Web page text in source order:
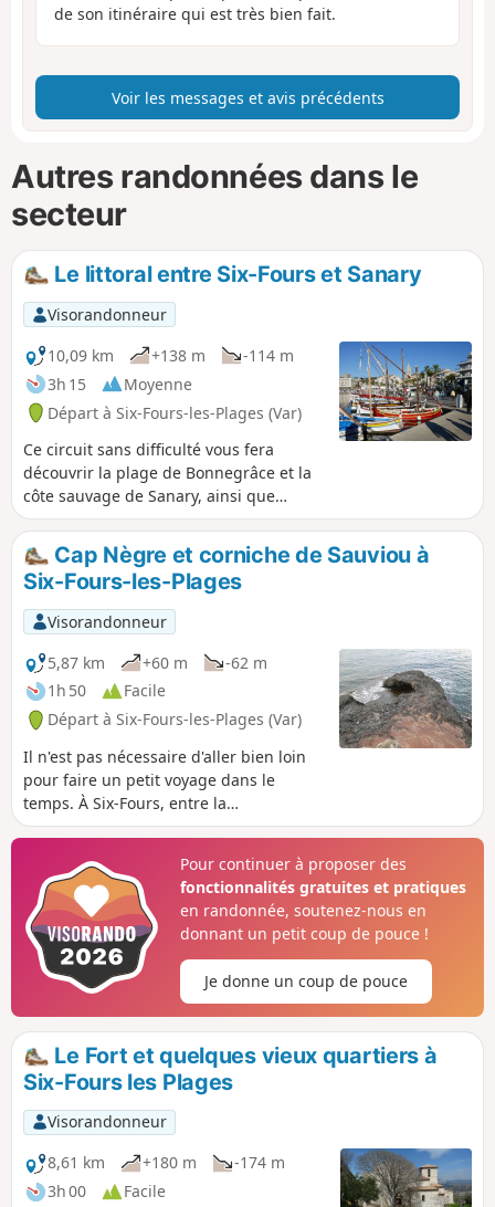
de son itinéraire qui est très bien fait.
Voir les messages et avis précédents
Autres randonnées dans le
secteur
Le littoral entre Six-Fours et Sanary
Visorandonneur
10,09 km
+138 m
-114 m
3h 15
Moyenne
Départ à Six-Fours-les-Plages (Var)
Ce circuit sans difficulté vous fera
découvrir la plage de Bonnegrâce et la
côte sauvage de Sanary, ainsi que
quelques éléments du passé de ce
berceau de l'exploration sous-marine.
Cap Nègre et corniche de Sauviou à
Six-Fours-les-Plages
Visorandonneur
5,87 km
+60 m
-62 m
1h 50
Facile
Départ à Six-Fours-les-Plages (Var)
Il n'est pas nécessaire d'aller bien loin
pour faire un petit voyage dans le
temps. À Six-Fours, entre la
Coudoulière, le Cap Nègre et la corniche
passe allègrement d'âges de plus de
500 millions d'années à quelques
milliers d'années sur quelques
centaines de mètres de distance.
Pour continuer à proposer des
fonctionnalités gratuites et pratiques
en randonnée, soutenez-nous en
donnant un petit coup de pouce !
Je donne un coup de pouce
Le Fort et quelques vieux quartiers à
Six-Fours les Plages
Visorandonneur
8,61 km
+180 m
-174 m
3h 00
Facile